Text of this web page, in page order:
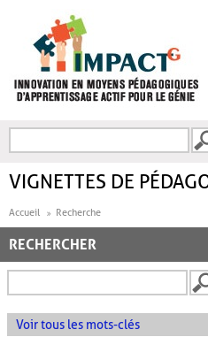
FORMULAIRE DE
VIGNETTES DE
Accueil Recherche
RECHERCHER
Voir tous les mots-clés